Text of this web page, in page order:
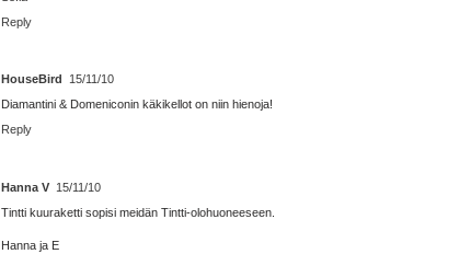
Reply
HouseBird
15/11/10
Diamantini & Domeniconin käkikellot on niin hienoja!
Reply
Hanna V 15/11/10
Tintti kuuraketti sopisi meidän Tintti-olohuoneeseen.
Hanna ja E